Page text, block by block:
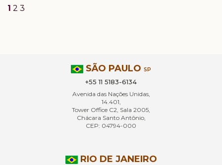
1 2 3
SÃO PAULO SP
+55 11 5183-6134
Avenida das Nações Unidas,
14.401,
Tower Office C2, Sala 2005,
Chácara Santo Antônio,
CEP: 04794-000
RIO DE JANEIRO